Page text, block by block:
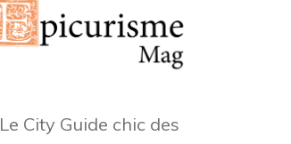
Le City Guide chic des